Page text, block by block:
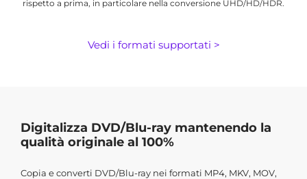
rispetto a prima, in particolare nella conversione UHD/HD/HDR.
Vedi i formati supportati >
Digitalizza DVD/Blu-ray mantenendo la
qualità originale al 100%
Copia e converti DVD/Blu-ray nei formati MP4, MKV, MOV,